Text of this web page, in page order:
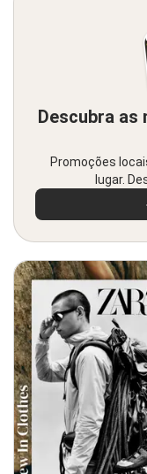
Descubra
Promoções
lugar.